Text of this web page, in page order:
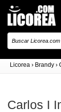
Licorea › Brandy ›
Carlos I